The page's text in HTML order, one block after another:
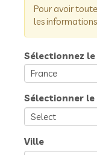
Pour avoir
les
Sélectionnez
Sélectionner
Ville